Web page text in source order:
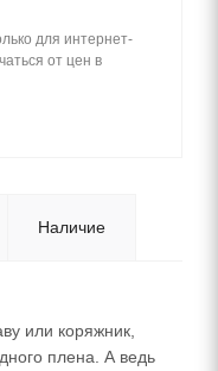
для интернет-
от цен в
Наличие
или коряжник,
плена. А ведь